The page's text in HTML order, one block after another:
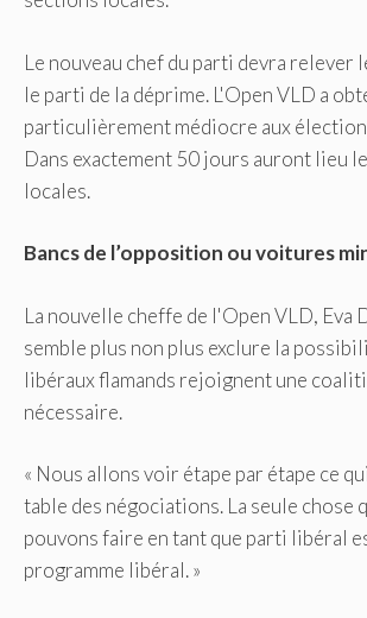
Le nouveau chef du parti devra relever
le parti de la déprime. L'Open VLD a
particulièrement médiocre aux
Dans exactement 50 jours auront lieu
locales.
Bancs de l’opposition ou voitures
La nouvelle cheffe de l'Open VLD, Eva
semble plus non plus exclure la
libéraux flamands rejoignent une
nécessaire.
« Nous allons voir étape par étape ce
table des négociations. La seule chose
pouvons faire en tant que parti libéral
programme libéral. »